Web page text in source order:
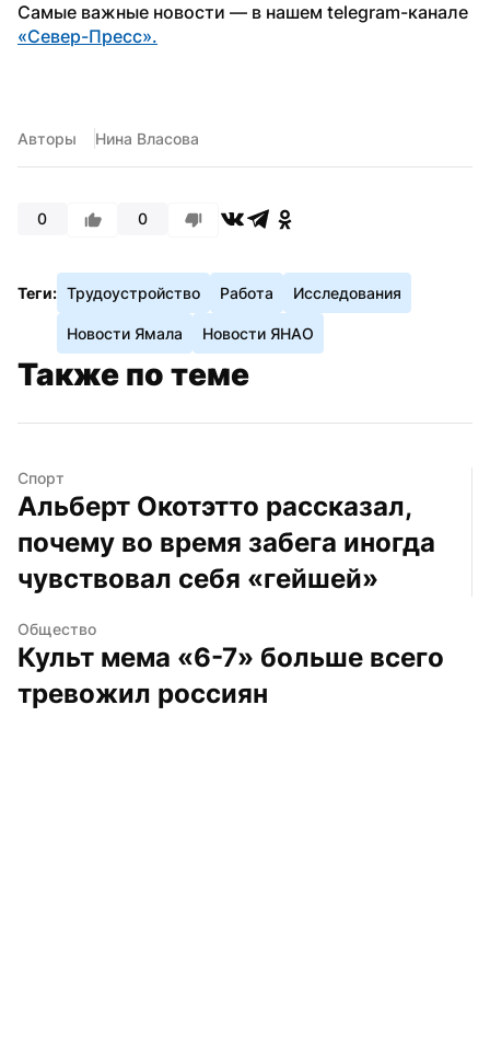
«Север-Пресс».
Авторы Нина Власова
0 0
Теги: Трудоустройство Работа Исследования
Новости Ямала Новости ЯНАО
Также по теме
Спорт
Альберт Окотэтто рассказал,
почему во время забега иногда
чувствовал себя «гейшей»
Общество
Культ мема «6-7» больше всего
тревожил россиян